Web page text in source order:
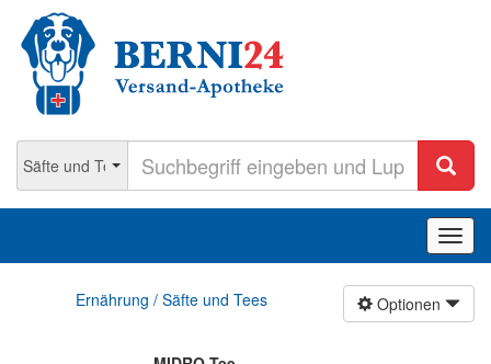
ein-/
Optionen
Ernährung / Säfte und Tees